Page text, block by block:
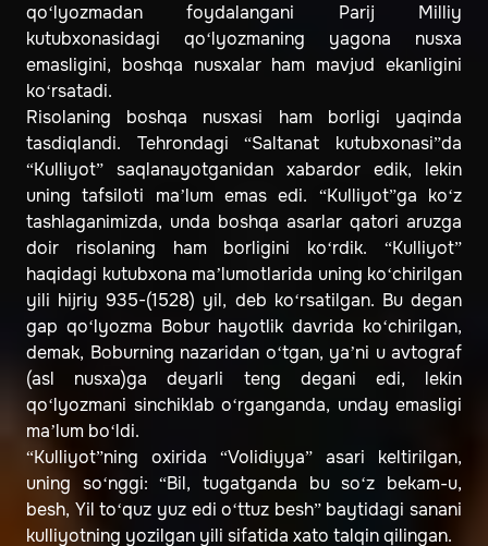
qo‘lyozmadan foydalangani Parij Milliy
kutubxonasidagi qo‘lyozmaning yagona nusxa
emasligini, boshqa nusxalar ham mavjud ekanligini
ko‘rsatadi.
Risolaning boshqa nusxasi ham borligi yaqinda
tasdiqlandi. Tehrondagi “Saltanat kutubxonasi”da
“Kulliyot” saqlanayotganidan xabardor edik, lekin
uning tafsiloti ma’lum emas edi. “Kulliyot”ga ko‘z
tashlaganimizda, unda boshqa asarlar qatori aruzga
doir risolaning ham borligini ko‘rdik. “Kulliyot”
haqidagi kutubxona ma’lumotlarida uning ko‘chirilgan
yili hijriy 935-(1528) yil, deb ko‘rsatilgan. Bu degan
gap qo‘lyozma Bobur hayotlik davrida ko‘chirilgan,
demak, Boburning nazaridan o‘tgan, ya’ni u avtograf
(asl nusxa)ga deyarli teng degani edi, lekin
qo‘lyozmani sinchiklab o‘rganganda, unday emasligi
ma’lum bo‘ldi.
“Kulliyot”ning oxirida “Volidiyya” asari keltirilgan,
uning so‘nggi: “Bil, tugatganda bu so‘z bekam-u,
besh, Yil to‘quz yuz edi o‘ttuz besh” baytidagi sanani
kulliyotning yozilgan yili sifatida xato talqin qilingan.